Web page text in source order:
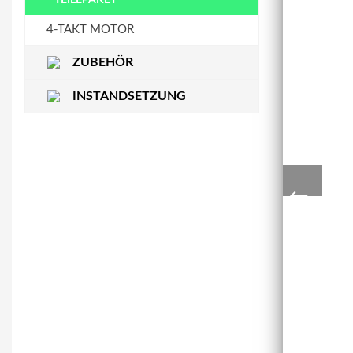
STEUERKETTENSCHIENEWASSERPUMPE
4-TAKT MOTOR
ZUBEHÖR
INSTANDSETZUNG